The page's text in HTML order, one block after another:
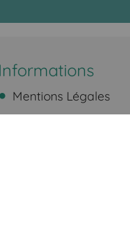
Informations
Mentions Légales